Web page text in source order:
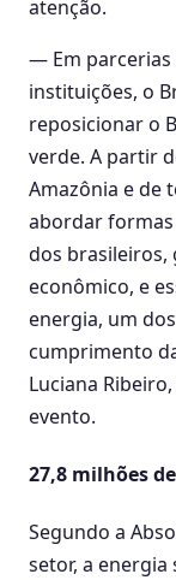
atenção.
— Em parcerias
instituições, o
reposicionar o
verde. A partir
Amazônia e de
abordar
dos brasileiros,
econômico, e
energia, um
cumprimento
Luciana
evento.
27,8 milhões
Segundo a
setor, a